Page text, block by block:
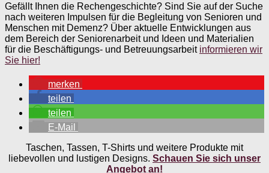
Gefällt Ihnen die Rechengeschichte? Sind Sie auf der Suche
nach weiteren Impulsen für die Begleitung von Senioren und
Menschen mit Demenz? Über aktuelle Entwicklungen aus
dem Bereich der Seniorenarbeit und Ideen und Materialien
für die Beschäftigungs- und Betreuungsarbeit informieren wir
Sie hier!
merken
teilen
teilen
E-Mail
Taschen, Tassen, T-Shirts und weitere Produkte mit
liebevollen und lustigen Designs. Schauen Sie sich unser
Angebot an!